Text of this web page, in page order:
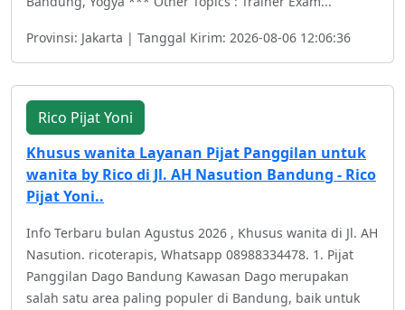
Provinsi: Jakarta | Tanggal Kirim: 2026-08-06 12:06:36
Rico Pijat Yoni
Khusus wanita Layanan Pijat Panggilan untuk
wanita by Rico di Jl. AH Nasution Bandung - Rico
Pijat Yoni..
Info Terbaru bulan Agustus 2026 , Khusus wanita di Jl. AH
Nasution. ricoterapis, Whatsapp 08988334478. 1. Pijat
Panggilan Dago Bandung Kawasan Dago merupakan
salah satu area paling populer di Bandung, baik untuk